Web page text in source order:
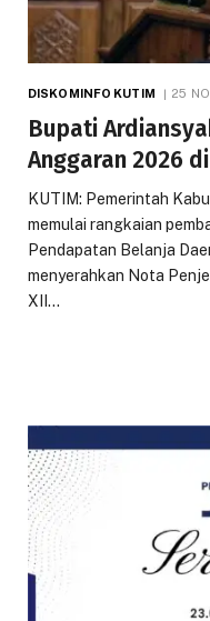
DISKOMINFO KUTIM 25
Bupati
Anggaran 2026
KUTIM: Pemerintah
memulai rangkaian
Pendapatan Belanja
menyerahkan Nota
XII…